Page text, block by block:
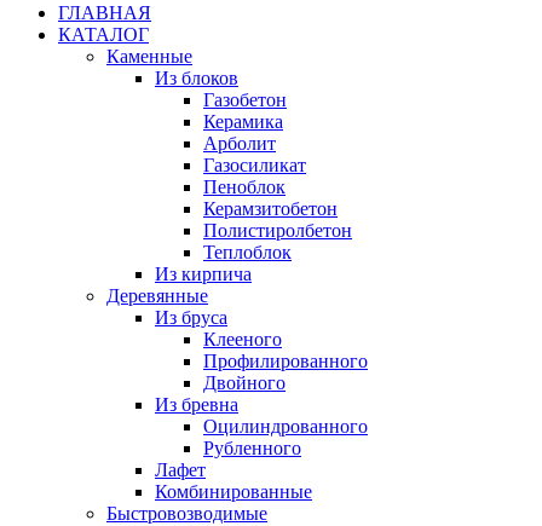
ГЛАВНАЯ
КАТАЛОГ
Каменные
Из блоков
Газобетон
Керамика
Арболит
Газосиликат
Пеноблок
Керамзитобетон
Полистиролбетон
Теплоблок
Из кирпича
Деревянные
Из бруса
Клееного
Профилированного
Двойного
Из бревна
Оцилиндрованного
Рубленного
Лафет
Комбинированные
Быстровозводимые